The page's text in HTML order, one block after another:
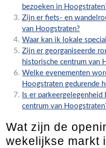
bezoeken in
Zijn er fiets- en
van Hoogstraten?
Waar kan ik lokale
Zijn er georganiseerde
historische centrum van
Welke evenementen
Hoogstraten gedurende
Is er
centrum van
Wat zijn de
wekelijkse markt